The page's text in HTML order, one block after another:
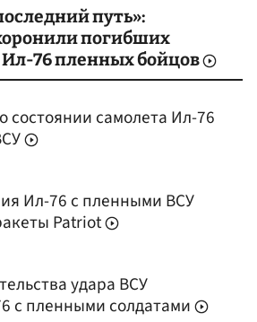
путь»:
погибших
76 пленных бойцов
состоянии самолета Ил-76
Ил-76 с пленными ВСУ
Patriot
удара ВСУ
с пленными солдатами